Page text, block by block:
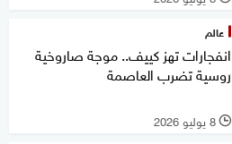
عالم
انفجارات تهز كييف.. موجة صاروخية
روسية تضرب العاصمة
l 8 يوليو 2026